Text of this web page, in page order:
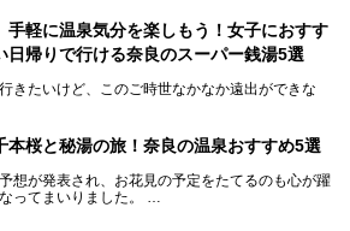
はなく、代謝が高まり健康や美容にも良い影響が期
す。今回はそんな岩盤浴にこだわった、奈良県内の
泉・銭湯・スパ3ヶ所を紹介させていただきま
手軽に温泉気分を楽しもう！女子におすす
日帰りで行ける奈良のスーパー銭湯5選
行きたいけど、このご時世なかなか遠出ができな
多いのではないでしょうか？
って観光地を巡るような温泉旅行がしたいけど、
時間が取れない時もありますよね。
本桜と秘湯の旅！奈良の温泉おすすめ5選
想が発表され、お花見の予定をたてるのも心が躍
ってまいりました。